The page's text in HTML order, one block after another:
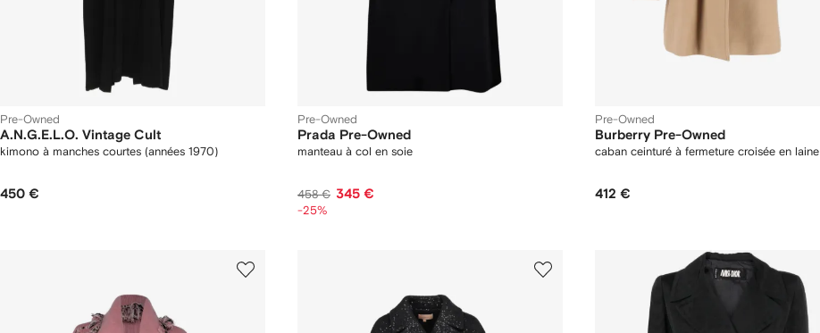
Pre-Owned
A.N.G.E.L.O. Vintage Cult
kimono à manches courtes (années 1970)
450 €
Pre-Owned
Prada Pre-Owned
manteau à col en soie
458 € 345 €
-25%
Pre-Owned
Burberry Pre-Owned
caban ceinturé à fermeture croisée en laine
412 €